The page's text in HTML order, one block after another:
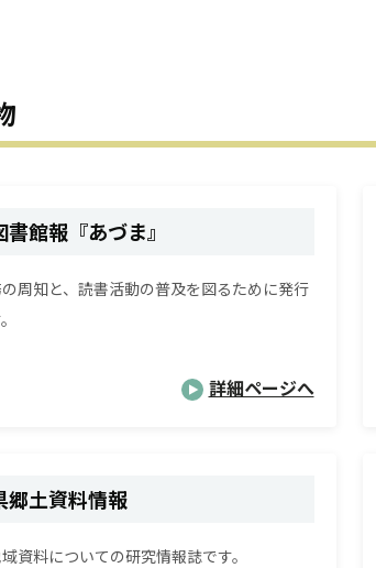
書館報『あづま』
周知と、読書活動の普及を図るために発行
詳細ページへ
郷土資料情報
資料についての研究情報誌です。